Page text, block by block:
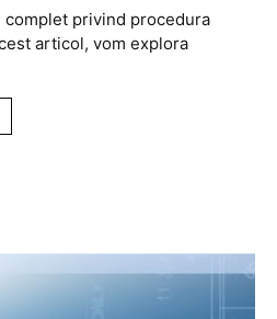
complet privind procedura
articol, vom explora